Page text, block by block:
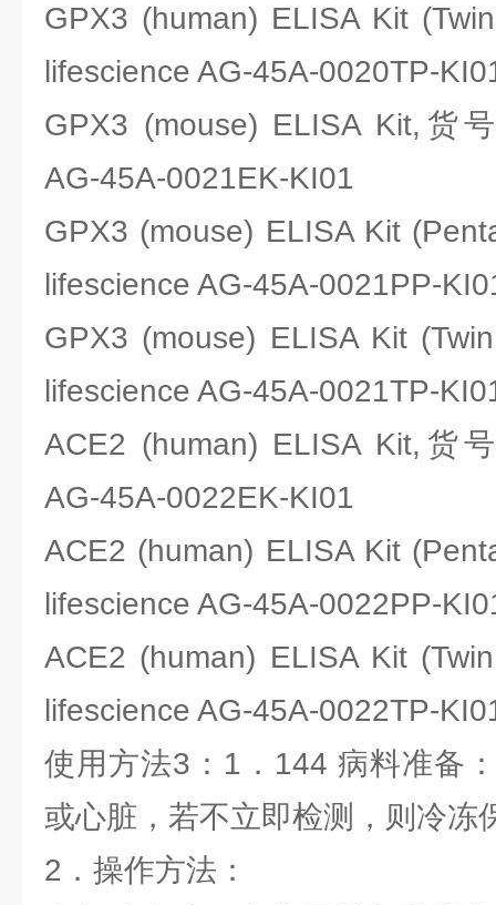
GPX3 (human) ELISA Kit
lifescience AG-45A-0020TP-
GPX3 (mouse) ELISA Kit,货
AG-45A-0021EK-KI01
GPX3 (mouse) ELISA Kit
lifescience AG-45A-0021PP-
GPX3 (mouse) ELISA Kit
lifescience AG-45A-0021TP-
ACE2 (human) ELISA Kit,货
AG-45A-0022EK-KI01
ACE2 (human) ELISA Kit
lifescience AG-45A-0022PP-
ACE2 (human) ELISA Kit
lifescience AG-45A-0022TP-
使用方法3：1．144 病料准备
或心脏，若不立即检测，则冷冻
2．操作方法：